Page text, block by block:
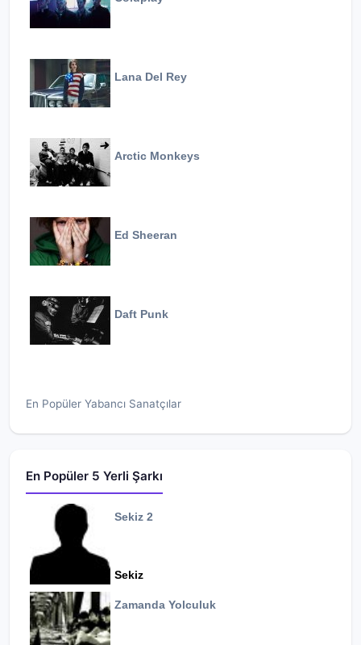
Lana Del Rey
Arctic Monkeys
Ed Sheeran
Daft Punk
En Popüler Yabancı Sanatçılar
En Popüler 5 Yerli Şarkı
Sekiz 2
Sekiz
Zamanda Yolculuk